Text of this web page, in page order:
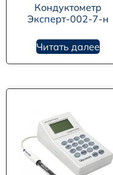
Кондуктометр
Эксперт-002-7-н
Читать далее